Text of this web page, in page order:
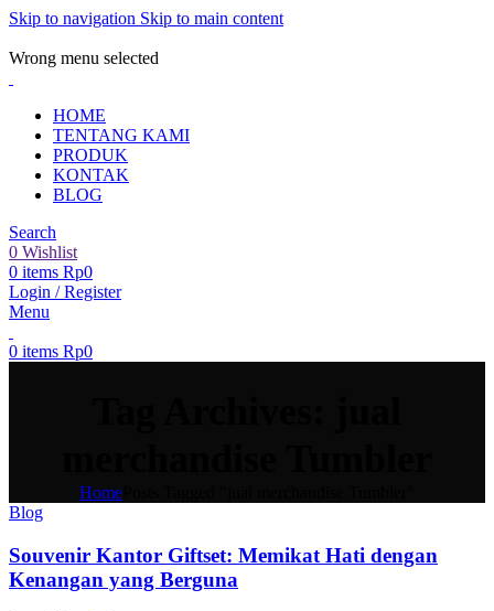
Skip to navigation Skip to main content
Wrong menu selected
HOME
TENTANG KAMI
PRODUK
KONTAK
BLOG
Search
0 Wishlist
0 items Rp0
Login / Register
Menu
0 items Rp0
Home
Blog
Souvenir Kantor Giftset: Memikat Hati dengan
Kenangan yang Berguna